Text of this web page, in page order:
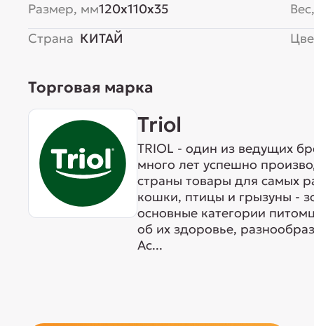
Размер, мм120x110x35
Страна КИТАЙ
Торговая марка
Triol
TRIOL - один из ведущих
много лет успешно
страны товары для самых
кошки, птицы и грызуны -
основные категории
об их здоровье,
Ас...